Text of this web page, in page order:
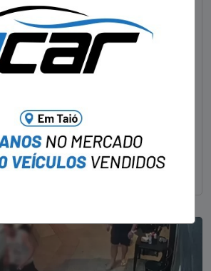
de delegado aposentado
confronto com a polícia em SC
investigados pelo latrocínio de
em um bar de Criciúma, no